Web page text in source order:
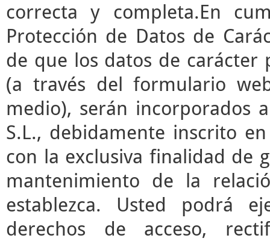
correcta y completa.En
Protección de Datos de
de que los datos de carácter
(a través del formulario
medio), serán incorporados
S.L., debidamente inscrito
con la exclusiva finalidad de
mantenimiento de la
establezca. Usted podrá
derechos de acceso,